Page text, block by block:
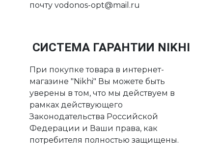
почту vodonos-opt@mail.ru
СИСТЕМА ГАРАНТИИ NIKHI
При покупке товара в интернет-
магазине "Nikhi" Вы можете быть
уверены в том, что мы действуем в
рамках действующего
Законодательства Российской
Федерации и Ваши права, как
потребителя полностью защищены.